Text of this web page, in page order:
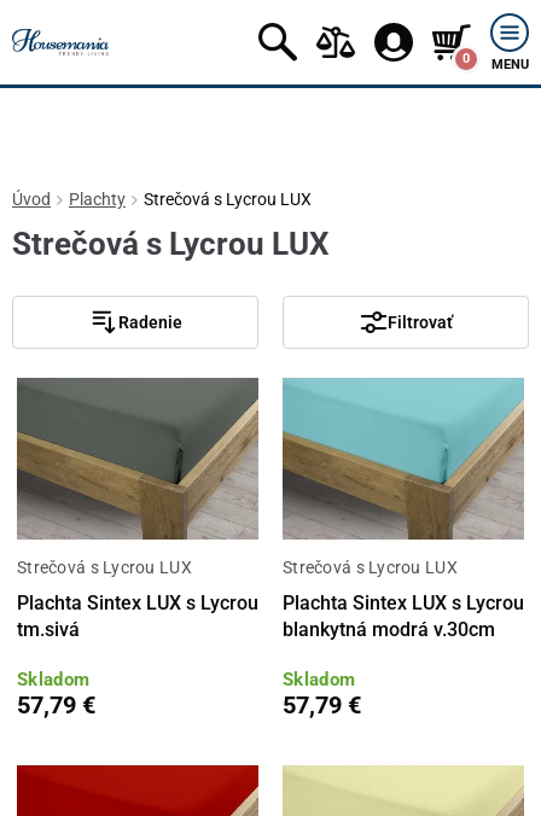
0 MENU
Úvod Plachty Strečová s Lycrou LUX
Strečová s Lycrou LUX
Radenie Filtrovať
Strečová s Lycrou LUX
Plachta Sintex LUX s Lycrou
tm.sivá
Skladom
57,79 €
Strečová s Lycrou LUX
Plachta Sintex LUX s Lycrou
blankytná modrá v.30cm
Skladom
57,79 €